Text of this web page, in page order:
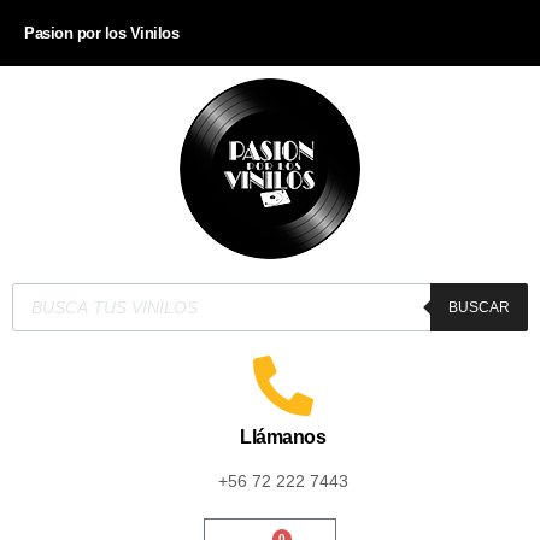
Pasion por los Vinilos
BUSCAR
Llámanos
+56 72 222 7443